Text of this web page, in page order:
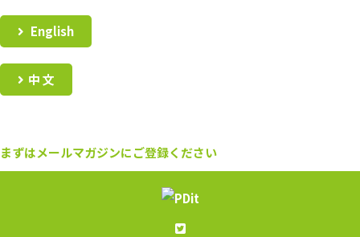
English
中 文
まずはメールマガジンにご登録ください